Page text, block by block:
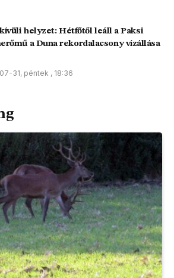
helyzet: Hétfőtől leáll a Paksi
a Duna rekordalacsony vízállása
31, péntek , 18:36